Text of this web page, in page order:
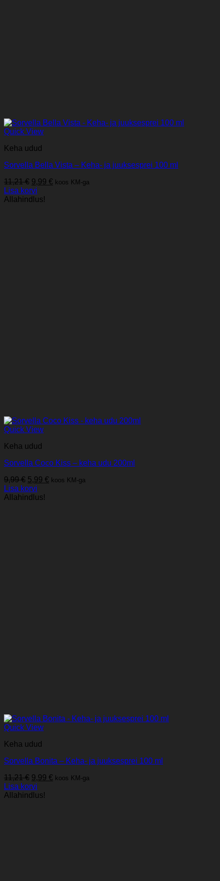
Quick View
Keha udud
Sorvella Bella Vista – Keha- ja juuksesprei 100 ml
11,21€ Algne
hind
oli:
9,99 € Praegune
koos KM-ga
Lisa korvi
Allahindlus!
Quick View
Keha udud
Sorvella Coco Kiss – keha udu 200ml
9,99€ Algne
hind
oli:
5,99 € Praegune
koos KM-ga
Lisa korvi
Allahindlus!
Quick View
Keha udud
Sorvella Bonita – Keha- ja juuksesprei 100 ml
11,21€ Algne
hind
oli:
9,99 € Praegune
koos KM-ga
Lisa korvi
Allahindlus!